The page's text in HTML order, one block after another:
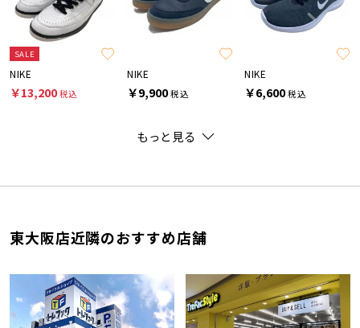
SALE
NIKE
￥13,200税込
NIKE
￥9,900税込
NIKE
￥6,600税込
もっと見る
東大阪店近隣のおすすめ店舗